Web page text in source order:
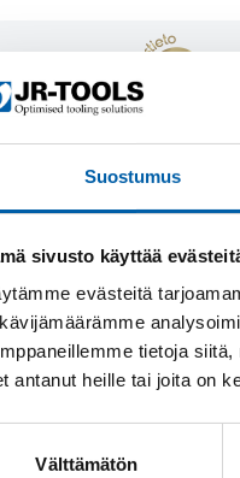
Suostumus
sivusto käyttää
evästeitä
tietoja
antanut heille tai joita on
Välttämätön